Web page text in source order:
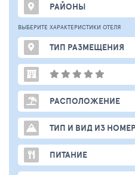
РАЙОНЫ
ВЫБЕРИТЕ ХАРАКТЕРИСТИКИ ОТЕЛЯ
ТИП РАЗМЕЩЕНИЯ
РАСПОЛОЖЕНИЕ
ТИП И ВИД ИЗ
ПИТАНИЕ